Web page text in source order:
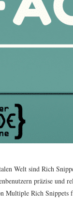
Welt sind Rich
präzise und
Multiple Rich Snippets